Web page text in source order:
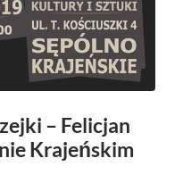
– Felicjan
Krajeńskim